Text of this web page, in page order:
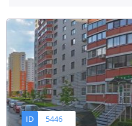
ID 5446